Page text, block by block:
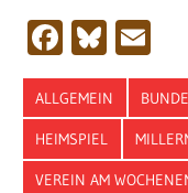
Facebook
ALLGEMEIN
HEIMSPIEL
VEREIN AM